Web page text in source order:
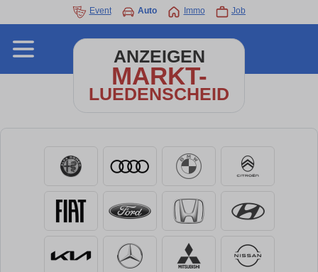
Event Auto Immo Job
ANZEIGEN
MARKT-
LUEDENSCHEID